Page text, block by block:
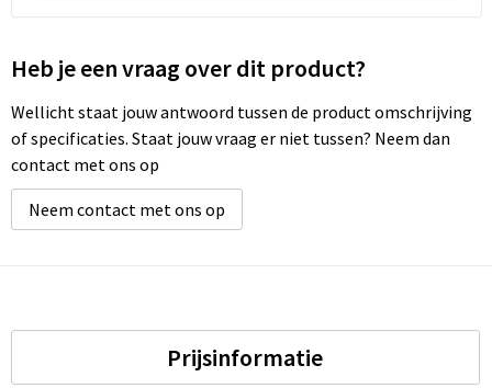
Heb je een vraag over dit product?
Wellicht staat jouw antwoord tussen de product omschrijving
of specificaties. Staat jouw vraag er niet tussen? Neem dan
contact met ons op
Neem contact met ons op
Prijsinformatie